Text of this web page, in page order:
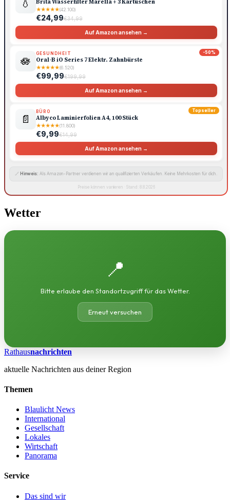
💧 Brita Wasserfilter Marella + 3 Kartuschen
★★★★★(42.100)
€24,99€34,99
Auf Amazon ansehen →
-50%
🪷
GESUNDHEIT
Oral-B iO Series 7 Elektr. Zahnbürste
★★★★★(6.520)
€99,99€199,99
Auf Amazon ansehen →
Topseller
📄
BÜRO
Albyco Laminierfolien A4, 100 Stück
★★★★★(11.800)
€9,99€14,99
Auf Amazon ansehen →
🔗 Hinweis: Als Amazon-Partner verdienen wir an qualifizierten Verkäufen. Keine Mehrkosten für dich.
Preise können variieren · Stand: 8.8.2026
Wetter
📍
Bitte erlaube den Standortzugriff für das Wetter.
Erneut versuchen
Rathausnachrichten
aktuelle Nachrichten aus deiner Region
Themen
Blaulicht News
International
Gesellschaft
Lokales
Wirtschaft
Panorama
Service
Das sind wir